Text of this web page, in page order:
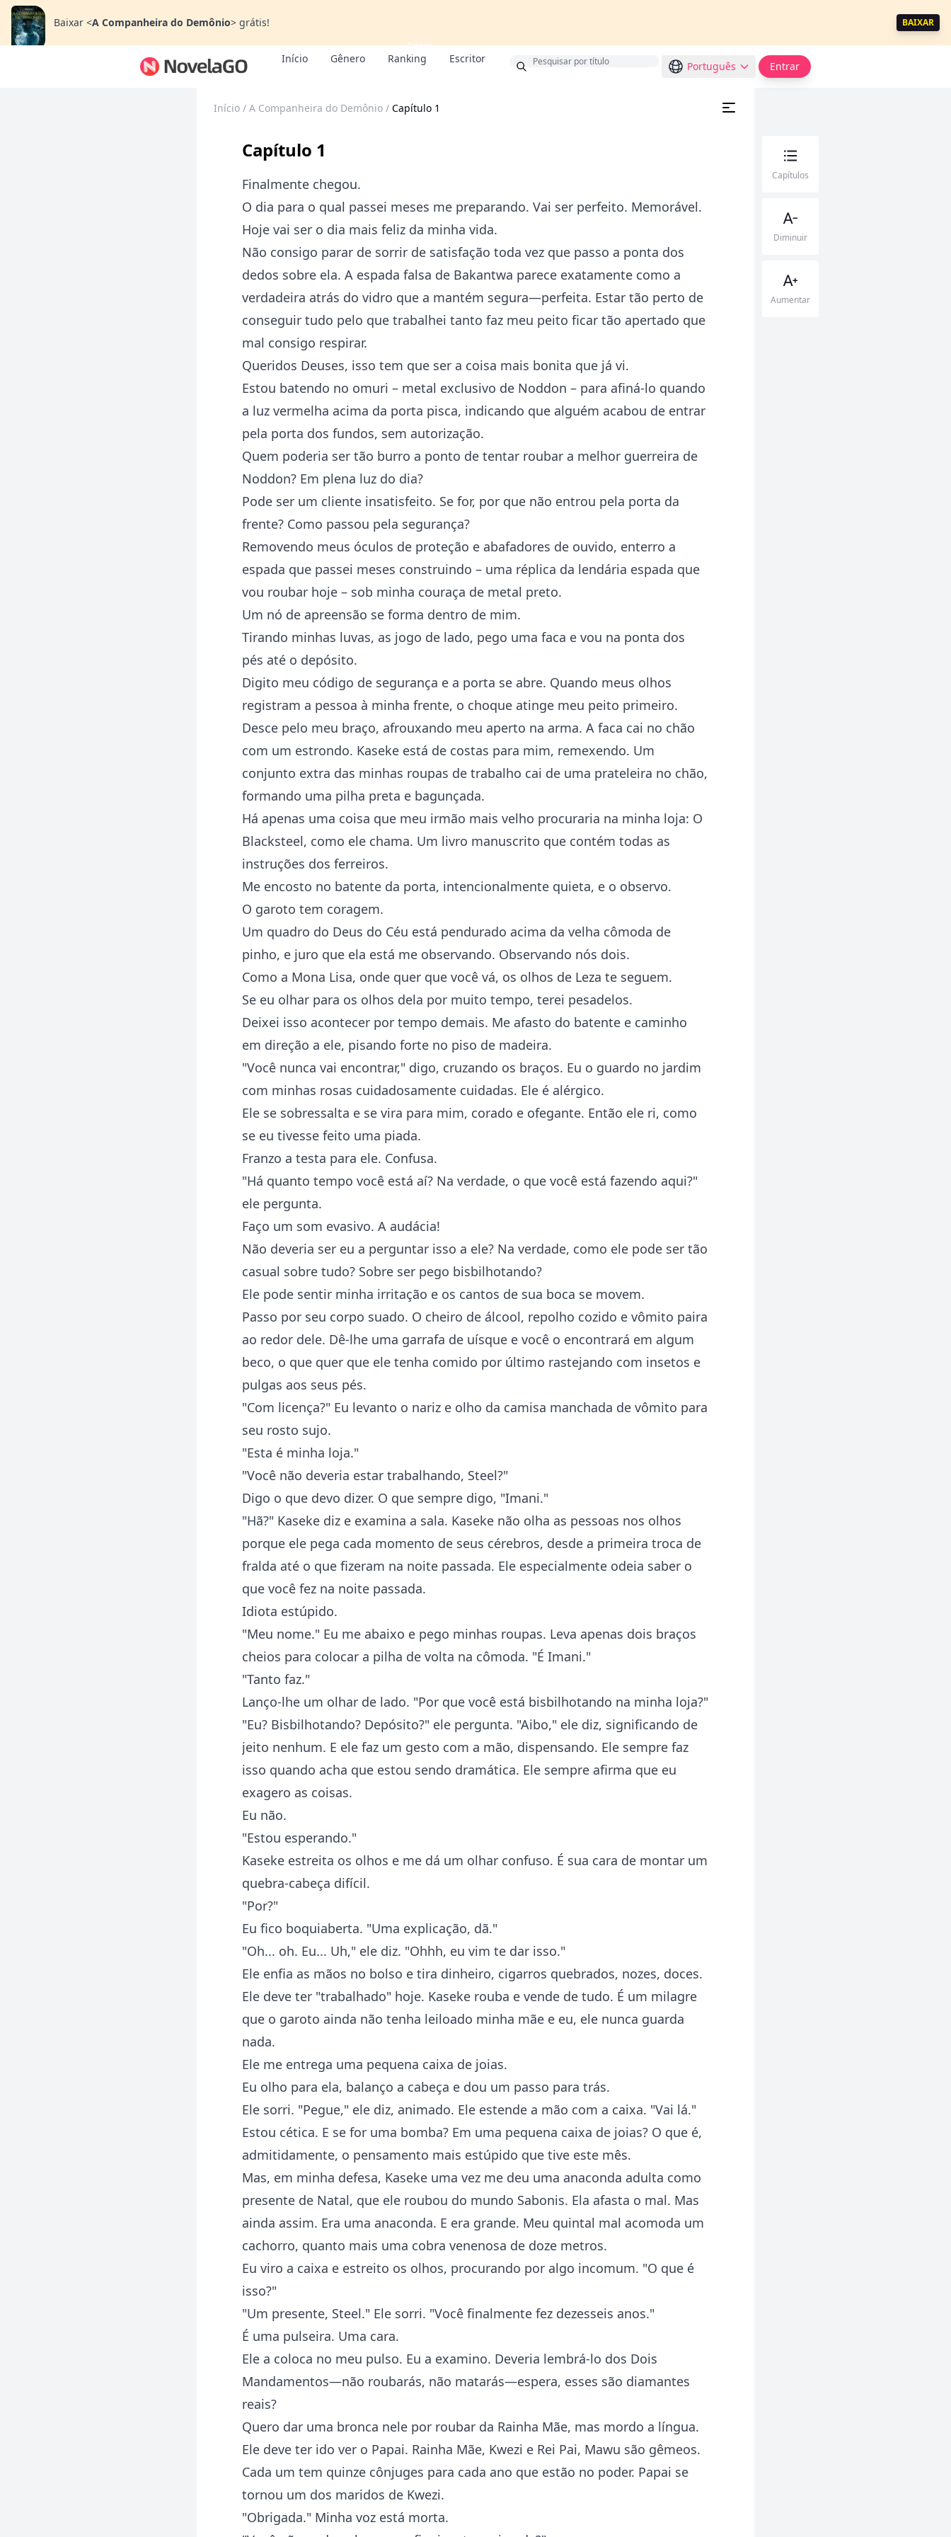
Baixar <A Companheira do Demônio> grátis! BAIXAR
Início Gênero Ranking Escritor
Bônus
Português Entrar
Início / A Companheira do Demônio / Capítulo 1
Capítulo 1
Finalmente chegou.
O dia para o qual passei meses me preparando. Vai ser perfeito. Memorável.
Hoje vai ser o dia mais feliz da minha vida.
Não consigo parar de sorrir de satisfação toda vez que passo a ponta dos
dedos sobre ela. A espada falsa de Bakantwa parece exatamente como a
verdadeira atrás do vidro que a mantém segura—perfeita. Estar tão perto de
conseguir tudo pelo que trabalhei tanto faz meu peito ficar tão apertado que
mal consigo respirar.
Queridos Deuses, isso tem que ser a coisa mais bonita que já vi.
Estou batendo no omuri – metal exclusivo de Noddon – para afiná-lo quando
a luz vermelha acima da porta pisca, indicando que alguém acabou de entrar
pela porta dos fundos, sem autorização.
Quem poderia ser tão burro a ponto de tentar roubar a melhor guerreira de
Noddon? Em plena luz do dia?
Pode ser um cliente insatisfeito. Se for, por que não entrou pela porta da
frente? Como passou pela segurança?
Removendo meus óculos de proteção e abafadores de ouvido, enterro a
espada que passei meses construindo – uma réplica da lendária espada que
vou roubar hoje – sob minha couraça de metal preto.
Um nó de apreensão se forma dentro de mim.
Tirando minhas luvas, as jogo de lado, pego uma faca e vou na ponta dos
pés até o depósito.
Digito meu código de segurança e a porta se abre. Quando meus olhos
registram a pessoa à minha frente, o choque atinge meu peito primeiro.
Desce pelo meu braço, afrouxando meu aperto na arma. A faca cai no chão
com um estrondo. Kaseke está de costas para mim, remexendo. Um
conjunto extra das minhas roupas de trabalho cai de uma prateleira no chão,
formando uma pilha preta e bagunçada.
Há apenas uma coisa que meu irmão mais velho procuraria na minha loja: O
Blacksteel, como ele chama. Um livro manuscrito que contém todas as
instruções dos ferreiros.
Me encosto no batente da porta, intencionalmente quieta, e o observo.
O garoto tem coragem.
Um quadro do Deus do Céu está pendurado acima da velha cômoda de
pinho, e juro que ela está me observando. Observando nós dois.
Como a Mona Lisa, onde quer que você vá, os olhos de Leza te seguem.
Se eu olhar para os olhos dela por muito tempo, terei pesadelos.
Deixei isso acontecer por tempo demais. Me afasto do batente e caminho
em direção a ele, pisando forte no piso de madeira.
"Você nunca vai encontrar," digo, cruzando os braços. Eu o guardo no jardim
com minhas rosas cuidadosamente cuidadas. Ele é alérgico.
Ele se sobressalta e se vira para mim, corado e ofegante. Então ele ri, como
se eu tivesse feito uma piada.
Franzo a testa para ele. Confusa.
"Há quanto tempo você está aí? Na verdade, o que você está fazendo aqui?"
ele pergunta.
Faço um som evasivo. A audácia!
Não deveria ser eu a perguntar isso a ele? Na verdade, como ele pode ser tão
casual sobre tudo? Sobre ser pego bisbilhotando?
Ele pode sentir minha irritação e os cantos de sua boca se movem.
Passo por seu corpo suado. O cheiro de álcool, repolho cozido e vômito paira
ao redor dele. Dê-lhe uma garrafa de uísque e você o encontrará em algum
beco, o que quer que ele tenha comido por último rastejando com insetos e
pulgas aos seus pés.
"Com licença?" Eu levanto o nariz e olho da camisa manchada de vômito para
seu rosto sujo.
"Esta é minha loja."
"Você não deveria estar trabalhando, Steel?"
Digo o que devo dizer. O que sempre digo, "Imani."
"Hã?" Kaseke diz e examina a sala. Kaseke não olha as pessoas nos olhos
porque ele pega cada momento de seus cérebros, desde a primeira troca de
fralda até o que fizeram na noite passada. Ele especialmente odeia saber o
que você fez na noite passada.
Idiota estúpido.
"Meu nome." Eu me abaixo e pego minhas roupas. Leva apenas dois braços
cheios para colocar a pilha de volta na cômoda. "É Imani."
"Tanto faz."
Lanço-lhe um olhar de lado. "Por que você está bisbilhotando na minha loja?"
"Eu? Bisbilhotando? Depósito?" ele pergunta. "Aibo," ele diz, significando de
jeito nenhum. E ele faz um gesto com a mão, dispensando. Ele sempre faz
isso quando acha que estou sendo dramática. Ele sempre afirma que eu
exagero as coisas.
Eu não.
"Estou esperando."
Kaseke estreita os olhos e me dá um olhar confuso. É sua cara de montar um
quebra-cabeça difícil.
"Por?"
Eu fico boquiaberta. "Uma explicação, dã."
"Oh... oh. Eu... Uh," ele diz. "Ohhh, eu vim te dar isso."
Ele enfia as mãos no bolso e tira dinheiro, cigarros quebrados, nozes, doces.
Ele deve ter "trabalhado" hoje. Kaseke rouba e vende de tudo. É um milagre
que o garoto ainda não tenha leiloado minha mãe e eu, ele nunca guarda
nada.
Ele me entrega uma pequena caixa de joias.
Eu olho para ela, balanço a cabeça e dou um passo para trás.
Ele sorri. "Pegue," ele diz, animado. Ele estende a mão com a caixa. "Vai lá."
Estou cética. E se for uma bomba? Em uma pequena caixa de joias? O que é,
admitidamente, o pensamento mais estúpido que tive este mês.
Mas, em minha defesa, Kaseke uma vez me deu uma anaconda adulta como
presente de Natal, que ele roubou do mundo Sabonis. Ela afasta o mal. Mas
ainda assim. Era uma anaconda. E era grande. Meu quintal mal acomoda um
cachorro, quanto mais uma cobra venenosa de doze metros.
Eu viro a caixa e estreito os olhos, procurando por algo incomum. "O que é
isso?"
"Um presente, Steel." Ele sorri. "Você finalmente fez dezesseis anos."
É uma pulseira. Uma cara.
Ele a coloca no meu pulso. Eu a examino. Deveria lembrá-lo dos Dois
Mandamentos—não roubarás, não matarás—espera, esses são diamantes
reais?
Quero dar uma bronca nele por roubar da Rainha Mãe, mas mordo a língua.
Ele deve ter ido ver o Papai. Rainha Mãe, Kwezi e Rei Pai, Mawu são gêmeos.
Cada um tem quinze cônjuges para cada ano que estão no poder. Papai se
tornou um dos maridos de Kwezi.
"Obrigada." Minha voz está morta.
Capítulos
Diminuir
Aumentar